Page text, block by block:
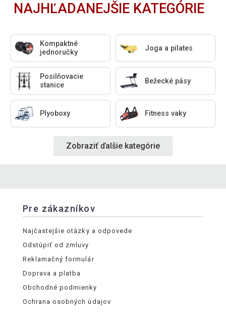
NAJHĽADANEJŠIE KATEGÓRIE
Kompaktné
jednoručky
Joga a pilates
Posilňovacie
stanice
Bežecké pásy
Plyoboxy Fitness vaky
Zobraziť ďalšie kategórie
Pre zákazníkov
Najčastejšie otázky a odpovede
Odstúpiť od zmluvy
Reklamačný formulár
Doprava a platba
Obchodné podmienky
Ochrana osobných údajov